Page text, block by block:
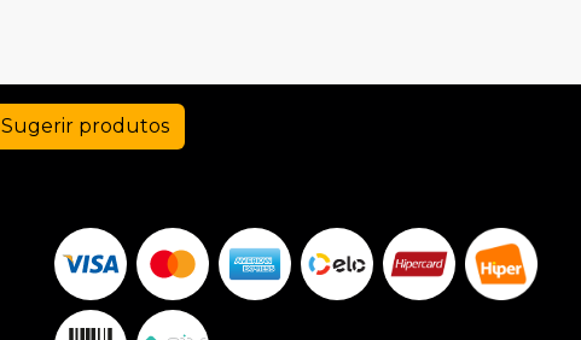
Sugerir produtos